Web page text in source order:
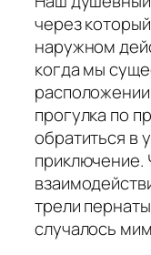
через
наружном
когда мы
прогулка по
обратиться в
приключение.
трели
случалось